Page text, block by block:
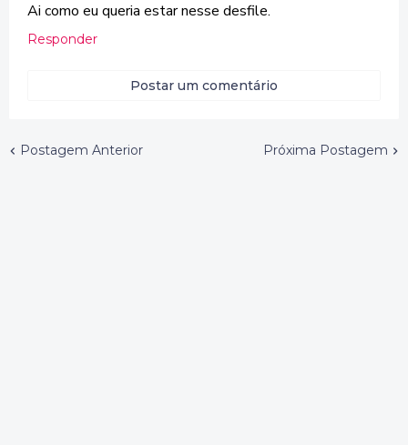
Ai como eu queria estar nesse desfile.
Responder
Postar um comentário
Postagem Anterior Próxima Postagem